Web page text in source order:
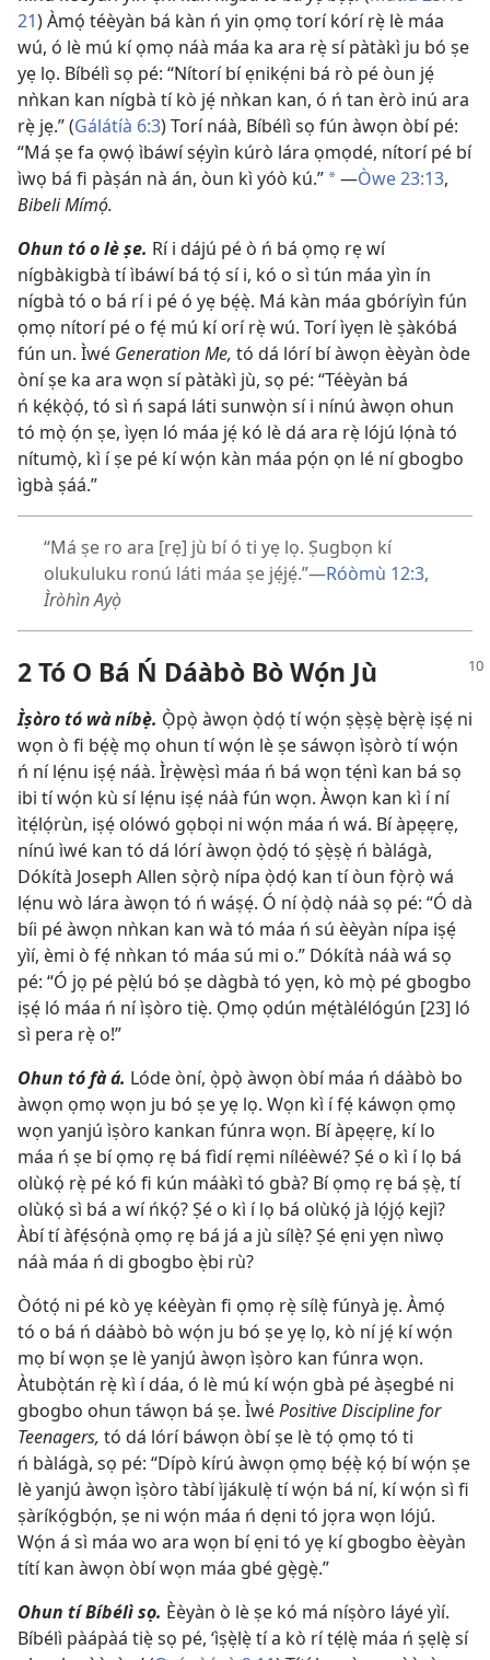
21) Àmọ́ téèyàn bá kàn ń yin ọmọ torí kórí rẹ̀ lè máa
wú, ó lè mú kí ọmọ náà máa ka ara rẹ̀ sí pàtàkì ju bó ṣe
yẹ lọ. Bíbélì sọ pé: “Nítorí bí ẹnikẹ́ni bá rò pé òun jẹ́
nǹkan kan nígbà tí kò jẹ́ nǹkan kan, ó ń tan èrò inú ara
rẹ̀ jẹ.” (Gálátíà 6:3) Torí náà, Bíbélì sọ fún àwọn òbí pé:
“Má ṣe fa ọwọ́ ìbáwí sẹ́yìn kúrò lára ọmọdé, nítorí pé bí
ìwọ bá fi pàṣán nà án, òun kì yóò kú.” *—Òwe 23:13,
Bibeli Mímọ́.
Ohun tó o lè ṣe. Rí i dájú pé ò ń bá ọmọ rẹ wí
nígbàkigbà tí ìbáwí bá tọ́ sí i, kó o sì tún máa yìn ín
nígbà tó o bá rí i pé ó yẹ bẹ́ẹ̀. Má kàn máa gbóríyìn fún
ọmọ nítorí pé o fẹ́ mú kí orí rẹ̀ wú. Torí ìyẹn lè ṣàkóbá
fún un. Ìwé Generation Me, tó dá lórí bí àwọn èèyàn òde
òní ṣe ka ara wọn sí pàtàkì jù, sọ pé: “Téèyàn bá
ń kẹ́kọ̀ọ́, tó sì ń sapá láti sunwọ̀n sí i nínú àwọn ohun
tó mọ̀ ọ́n ṣe, ìyẹn ló máa jẹ́ kó lè dá ara rẹ̀ lójú lọ́nà tó
nítumọ̀, kì í ṣe pé kí wọ́n kàn máa pọ́n ọn lé ní gbogbo
ìgbà ṣáá.”
“Má ṣe ro ara [rẹ] jù bí ó ti yẹ lọ. Ṣugbọn kí
olukuluku ronú láti máa ṣe jẹ́jẹ́.”—Róòmù 12:3,
Ìròhìn Ayọ̀
2 Tó O Bá Ń Dáàbò Bò Wọ́n Jù
Ìṣòro tó wà níbẹ̀. Ọ̀pọ̀ àwọn ọ̀dọ́ tí wọ́n ṣẹ̀ṣẹ̀ bẹ̀rẹ̀ iṣẹ́ ni
wọn ò fi bẹ́ẹ̀ mọ ohun tí wọ́n lè ṣe sáwọn ìṣòrò tí wọ́n
ń ní lẹ́nu iṣẹ́ náà. Ìrẹ̀wẹ̀sì máa ń bá wọn tẹ́nì kan bá sọ
ibi tí wọ́n kù sí lẹ́nu iṣẹ́ náà fún wọn. Àwọn kan kì í ní
ìtẹ́lọ́rùn, iṣẹ́ olówó gọbọi ni wọ́n máa ń wá. Bí àpẹẹrẹ,
nínú ìwé kan tó dá lórí àwọn ọ̀dọ́ tó ṣẹ̀ṣẹ̀ ń bàlágà,
Dókítà Joseph Allen sọ̀rọ̀ nípa ọ̀dọ́ kan tí òun fọ̀rọ̀ wá
lẹ́nu wò lára àwọn tó ń wáṣẹ́. Ó ní ọ̀dọ̀ náà sọ pé: “Ó dà
bíi pé àwọn nǹkan kan wà tó máa ń sú èèyàn nípa iṣẹ́
yìí, èmi ò fẹ́ nǹkan tó máa sú mi o.” Dókítà náà wá sọ
pé: “Ó jọ pé pẹ̀lú bó ṣe dàgbà tó yẹn, kò mọ̀ pé gbogbo
iṣẹ́ ló máa ń ní ìṣòro tiẹ̀. Ọmọ ọdún mẹ́tàlélógún [23] ló
sì pera rẹ̀ o!”
Ohun tó fà á. Lóde òní, ọ̀pọ̀ àwọn òbí máa ń dáàbò bo
àwọn ọmọ wọn ju bó ṣe yẹ lọ. Wọn kì í fẹ́ káwọn ọmọ
wọn yanjú ìṣòro kankan fúnra wọn. Bí àpẹẹrẹ, kí lo
máa ń ṣe bí ọmọ rẹ bá fìdí rẹmi níléèwé? Ṣé o kì í lọ bá
olùkọ́ rẹ̀ pé kó fi kún máàkì tó gbà? Bí ọmọ rẹ bá ṣẹ̀, tí
olùkọ́ sì bá a wí ńkọ́? Ṣé o kì í lọ bá olùkọ́ jà lọ́jọ́ kejì?
Àbí tí àfẹ́sọ́nà ọmọ rẹ bá já a jù sílẹ̀? Ṣé ẹni yẹn nìwọ
náà máa ń di gbogbo ẹ̀bi rù?
Òótọ́ ni pé kò yẹ kéèyàn fi ọmọ rẹ̀ sílẹ̀ fúnyà jẹ. Àmọ́
tó o bá ń dáàbò bò wọ́n ju bó ṣe yẹ lọ, kò ní jẹ́ kí wọ́n
mọ bí wọn ṣe lè yanjú àwọn ìṣòro kan fúnra wọn.
Àtubọ̀tán rẹ̀ kì í dáa, ó lè mú kí wọ́n gbà pé àṣegbé ni
gbogbo ohun táwọn bá ṣe. ÌwéPositive Discipline for
Teenagers, tó dá lórí báwọn òbí ṣe lè tọ́ ọmọ tó ti
ń bàlágà, sọ pé: “Dípò kírú àwọn ọmọ bẹ́ẹ̀ kọ́ bí wọ́n ṣe
lè yanjú àwọn ìṣòro tàbí ìjákulẹ̀ tí wọ́n bá ní, kí wọ́n sì fi
ṣàríkọ́gbọ́n, ṣe ni wọ́n máa ń dẹni tó jọra wọn lójú.
Wọ́n á sì máa wo ara wọn bí ẹni tó yẹ kí gbogbo èèyàn
títí kan àwọn òbí wọn máa gbé gẹ̀gẹ̀.”
Ohun tí Bíbélì sọ. Èèyàn ò lè ṣe kó má níṣòro láyé yìí.
Bíbélì pàápàá tiẹ̀ sọ pé, ‘ìṣẹ̀lẹ̀ tí a kò rí tẹ́lẹ̀ máa ń ṣẹlẹ̀ sí